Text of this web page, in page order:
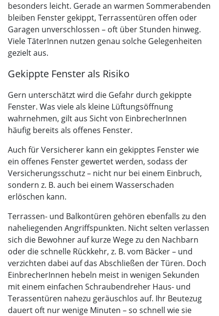
besonders leicht. Gerade an warmen Sommerabenden
bleiben Fenster gekippt, Terrassentüren offen oder
Garagen unverschlossen – oft über Stunden hinweg.
Viele TäterInnen nutzen genau solche Gelegenheiten
gezielt aus.
Gekippte Fenster als Risiko
Gern unterschätzt wird die Gefahr durch gekippte
Fenster. Was viele als kleine Lüftungsöffnung
wahrnehmen, gilt aus Sicht von EinbrecherInnen
häufig bereits als offenes Fenster.
Auch für Versicherer kann ein gekipptes Fenster wie
ein offenes Fenster gewertet werden, sodass der
Versicherungsschutz – nicht nur bei einem Einbruch,
sondern z. B. auch bei einem Wasserschaden
erlöschen kann.
Terrassen- und Balkontüren gehören ebenfalls zu den
naheliegenden Angriffspunkten. Nicht selten verlassen
sich die Bewohner auf kurze Wege zu den Nachbarn
oder die schnelle Rückkehr, z. B. vom Bäcker – und
verzichten dabei auf das Abschließen der Türen. Doch
EinbrecherInnen hebeln meist in wenigen Sekunden
mit einem einfachen Schraubendreher Haus- und
Terassentüren nahezu geräuschlos auf. Ihr Beutezug
dauert oft nur wenige Minuten – so schnell wie sie